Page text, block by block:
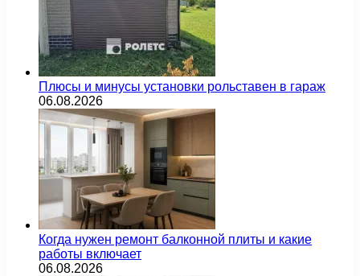
Плюсы и минусы установки рольставен в гараж
06.08.2026
Когда нужен ремонт балконной плиты и какие
работы включает
06.08.2026